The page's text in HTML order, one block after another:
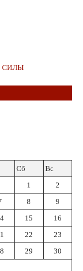
СИЛЫ
Сб Вс
1 2
8 9
15 16
22 23
29 30